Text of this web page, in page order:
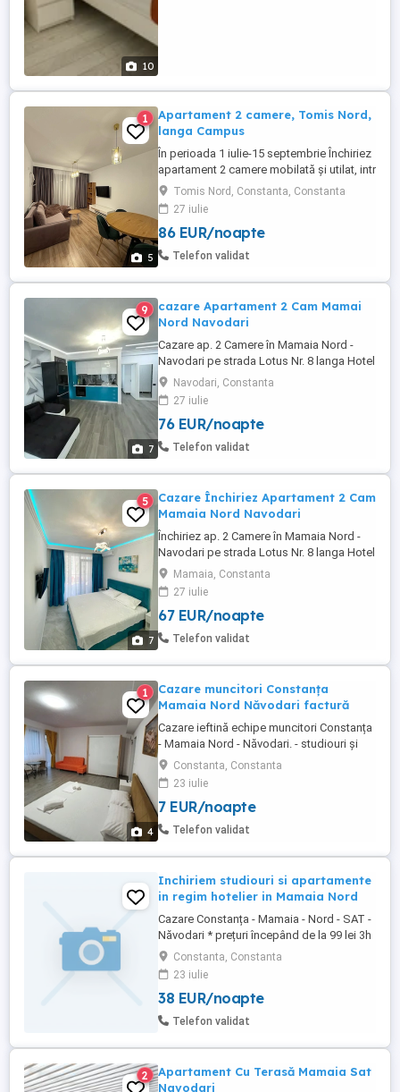
10
5
1
Apartament 2 camere, Tomis Nord,
langa Campus
În perioada 1 iulie-15 septembrie Închiriez
apartament 2 camere mobilată și utilat, intr
un bloc nou, modern, recent renovat, se
află pe strada Smaraldului, lângă Campus
universitar, aproape de stațiunea Mamaia,
Satul de vacanță, City Park Mall. Dispune
de loc de parcare privat la subteran, 2 tv, 2
Tomis Nord, Constanta, Constanta
27 iulie
86 EUR/noapte
Telefon validat
7
9
cazare Apartament 2 Cam Mamai
Nord Navodari
Cazare ap. 2 Camere în Mamaia Nord -
Navodari pe strada Lotus Nr. 8 langa Hotel
Opera si White Tower , langa cluburi , loc
de parcare Privat. Cei care nu au o parcare
este o mare problema cu parcarea în
zona, 100m de plaja .Luni-Miercuri 400
noapte -,Joi Vineri Sambata Duminica 500
Navodari, Constanta
27 iulie
76 EUR/noapte
Telefon validat
7
5
Cazare Închiriez Apartament 2 Cam
Mamaia Nord Navodari
Închiriez ap. 2 Camere în Mamaia Nord -
Navodari pe strada Lotus Nr. 8 langa Hotel
Opera si White Tower , langa cluburi , loc
de parcare Privat. Cei care nu au o parcare
este o mare problema cu parcarea în
zona, 100m de plaja .Luni-Miercuri 400
noapte ,Joi Vineri Sambata Duminica 500
Mamaia, Constanta
27 iulie
67 EUR/noapte
Telefon validat
4
1
Cazare muncitori Constanța
Mamaia Nord Năvodari factură
Cazare ieftină echipe muncitori Constanța
- Mamaia Nord - Năvodari. - studiouri și
apartamente cu bucatarie utilată, TV,
internet, loc de parcare auto; -
supermarketuri în zonă: Lidl, Mega Image
și Profi; - în funcție de nr. de persoane
trimit poze și video pe WhatsApp cu
Constanta, Constanta
23 iulie
7 EUR/noapte
Telefon validat
Inchiriem studiouri si apartamente
in regim hotelier in Mamaia Nord
Cazare Constanța - Mamaia - Nord - SAT -
Năvodari * prețuri începând de la 99 lei 3h
in intervalul (08.00-18.00) *Vă punem la
dispozitie apartamente si studiouri în
Mamaia nord zona: Hanul Piraților, Hanul
cu Pește, Opera, Onix, Titanic, Uzina de
Pizza, Mackerel, Resort Building Ștefan,
Constanta, Constanta
23 iulie
38 EUR/noapte
Telefon validat
2
Apartament Cu Terasă Mamaia Sat
Navodari